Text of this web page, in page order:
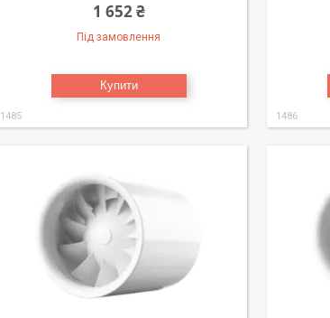
1 652 ₴
Під замовлення
Купити
1485 1486